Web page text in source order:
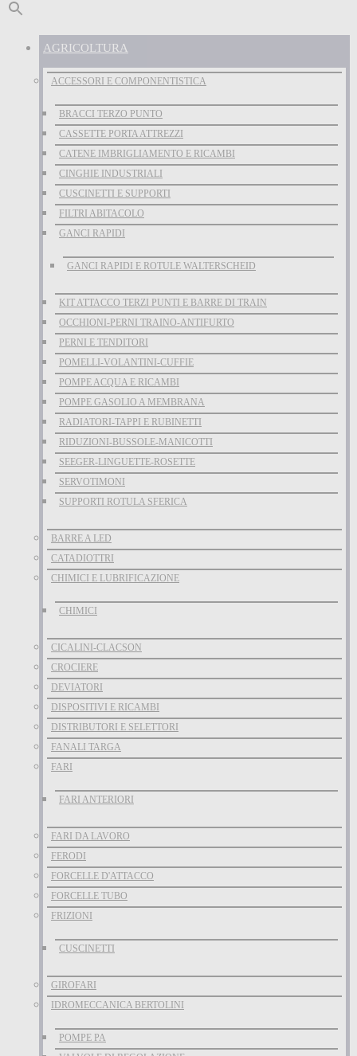
AGRICOLTURA
ACCESSORI E COMPONENTISTICA
BRACCI TERZO PUNTO
CASSETTE PORTA ATTREZZI
CATENE IMBRIGLIAMENTO E RICAMBI
CINGHIE INDUSTRIALI
CUSCINETTI E SUPPORTI
FILTRI ABITACOLO
GANCI RAPIDI
GANCI RAPIDI E ROTULE WALTERSCHEID
KIT ATTACCO TERZI PUNTI E BARRE DI TRAIN
OCCHIONI-PERNI TRAINO-ANTIFURTO
PERNI E TENDITORI
POMELLI-VOLANTINI-CUFFIE
POMPE ACQUA E RICAMBI
POMPE GASOLIO A MEMBRANA
RADIATORI-TAPPI E RUBINETTI
RIDUZIONI-BUSSOLE-MANICOTTI
SEEGER-LINGUETTE-ROSETTE
SERVOTIMONI
SUPPORTI ROTULA SFERICA
BARRE A LED
CATADIOTTRI
CHIMICI E LUBRIFICAZIONE
CHIMICI
CICALINI-CLACSON
CROCIERE
DEVIATORI
DISPOSITIVI E RICAMBI
DISTRIBUTORI E SELETTORI
FANALI TARGA
FARI
FARI ANTERIORI
FARI DA LAVORO
FERODI
FORCELLE D'ATTACCO
FORCELLE TUBO
FRIZIONI
CUSCINETTI
GIROFARI
IDROMECCANICA BERTOLINI
POMPE PA